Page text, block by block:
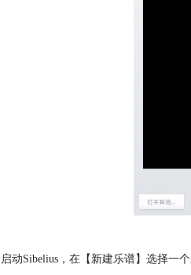
启动Sibelius，在【新建乐谱】选择一